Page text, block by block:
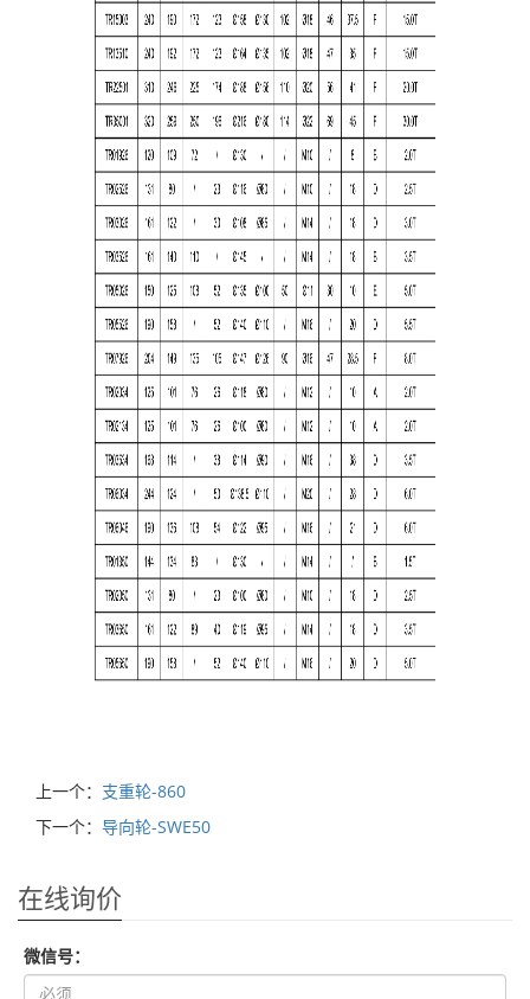
上一个： 支重轮-860
下一个： 导向轮-SWE50
在线询价
微信号：